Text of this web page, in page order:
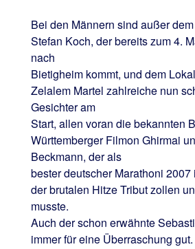
Bei den Männern sind außer
Stefan Koch, der bereits zum 4.
nach
Bietigheim kommt, und dem
Zelalem Martel zahlreiche nun
Gesichter am
Start, allen voran die bekannten
Württemberger Filmon Ghirmai
Beckmann, der als
bester deutscher Marathoni
der brutalen Hitze Tribut zollen
musste.
Auch der schon erwähnte
immer für eine Überraschung gut.